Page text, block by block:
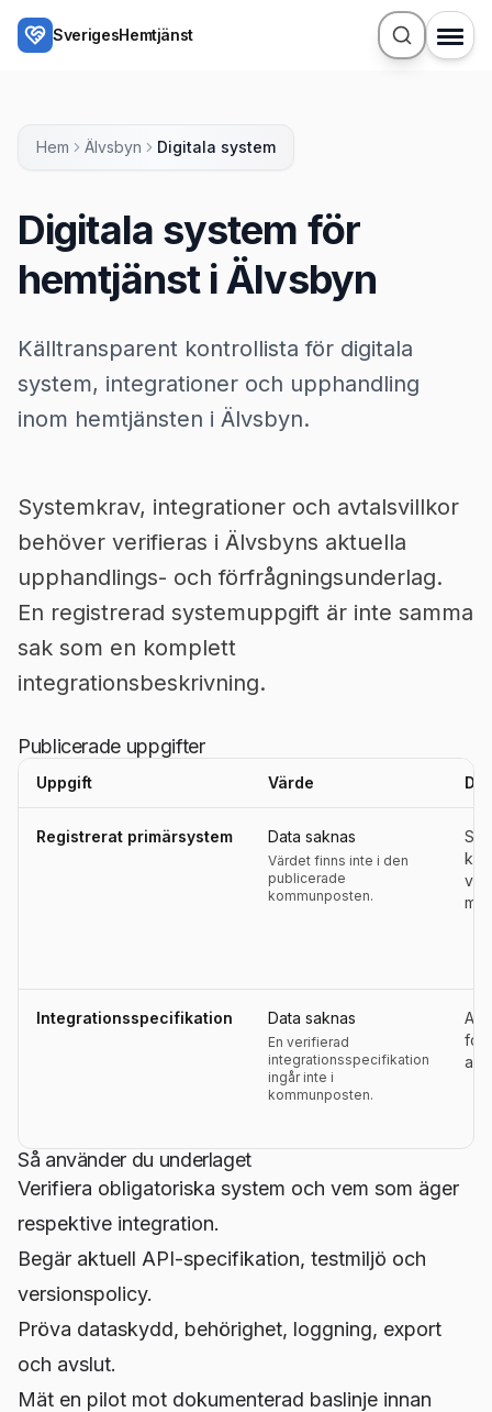
Hoppa till huvudinnehåll
SverigesHemtjänst
Hem Älvsbyn Digitala system
Digitala system för
hemtjänst i Älvsbyn
Källtransparent kontrollista för digitala
system, integrationer och upphandling
inom hemtjänsten i Älvsbyn.
Systemkrav, integrationer och avtalsvillkor
behöver verifieras i Älvsbyns aktuella
upphandlings- och förfrågningsunderlag.
En registrerad systemuppgift är inte samma
sak som en komplett
integrationsbeskrivning.
Publicerade uppgifter
Uppgift Värde
Registrerat primärsystem Data saknas
Värdet finns inte i den
publicerade
kommunposten.
Integrationsspecifikation Data saknas
En verifierad
integrationsspecifikation
ingår inte i
kommunposten.
Så använder du underlaget
Verifiera obligatoriska system och vem som äger
respektive integration.
Begär aktuell API-specifikation, testmiljö och
versionspolicy.
Pröva dataskydd, behörighet, loggning, export
och avslut.
Mät en pilot mot dokumenterad baslinje innan